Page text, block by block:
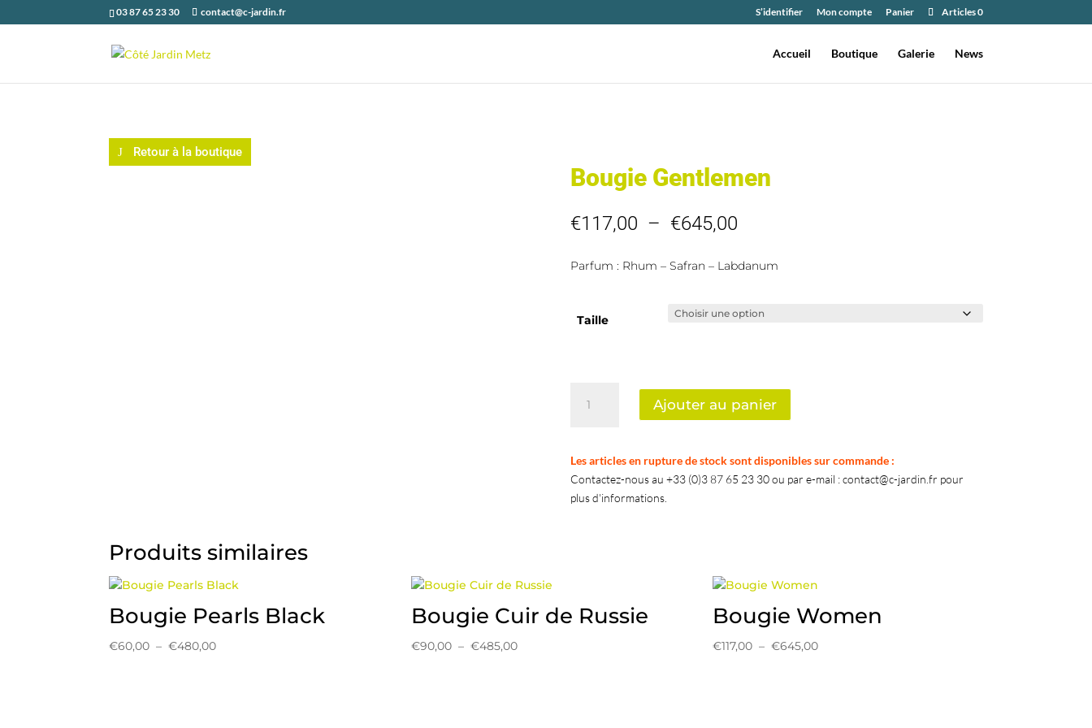
03 87 65 23 30 contact@c-jardin.fr S’identifier Mon compte Panier Articles 0
Accueil Boutique Galerie News
Retour à la boutique
Bougie Gentlemen
€117,00 – €645,00Plage
prix :
€645,00
Parfum : Rhum – Safran – Labdanum
Taille
Ajouter au panier
Les articles en rupture de stock sont disponibles sur commande :
Contactez-nous au +33 (0)3 87 65 23 30 ou par e-mail : contact@c-jardin.fr pour
plus d'informations.
Produits similaires
Bougie Pearls Black
€60,00 – €480,00Plage
Bougie Cuir de Russie
€90,00 – €485,00Plage
Bougie Women
€117,00 – €645,00Plage